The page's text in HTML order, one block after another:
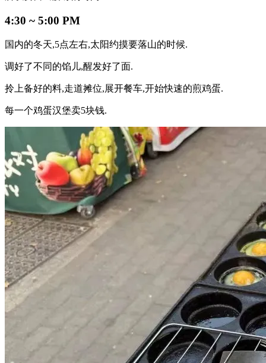
4:30 ~ 5:00 PM
国内的冬天,5点左右,太阳约摸要落山的时候.
调好了不同的馅儿,醒发好了面.
拎上备好的料,走道摊位,展开餐车,开始快速的煎鸡蛋.
每一个鸡蛋汉堡卖5块钱.